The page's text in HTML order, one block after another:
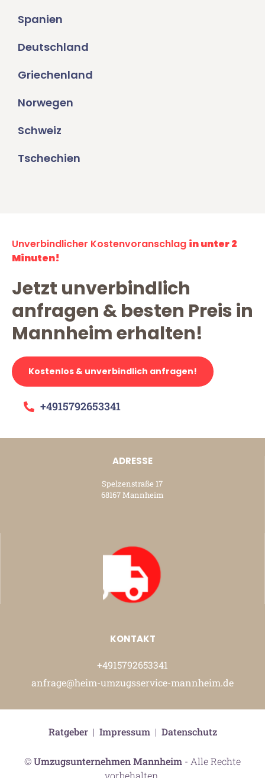
Spanien
Deutschland
Griechenland
Norwegen
Schweiz
Tschechien
Unverbindlicher Kostenvoranschlag in unter 2
Minuten!
Jetzt unverbindlich
anfragen & besten Preis in
Mannheim erhalten!
Kostenlos & unverbindlich anfragen!
+4915792653341
ADRESSE
Spelzenstraße 17
68167 Mannheim
KONTAKT
+4915792653341
anfrage@heim-umzugsservice-mannheim.de
©Umzugsunternehmen Mannheim - Alle Rechte
vorbehalten.
Ratgeber| Impressum| Datenschutz